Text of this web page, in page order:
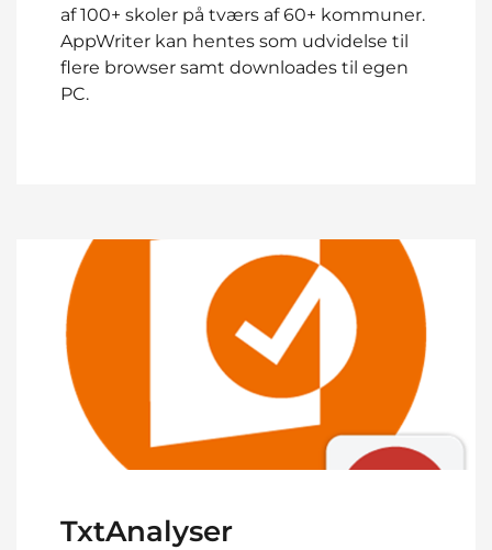
af 100+ skoler på tværs af 60+ kommuner.
AppWriter kan hentes som udvidelse til
flere browser samt downloades til egen
PC.
TxtAnalyser